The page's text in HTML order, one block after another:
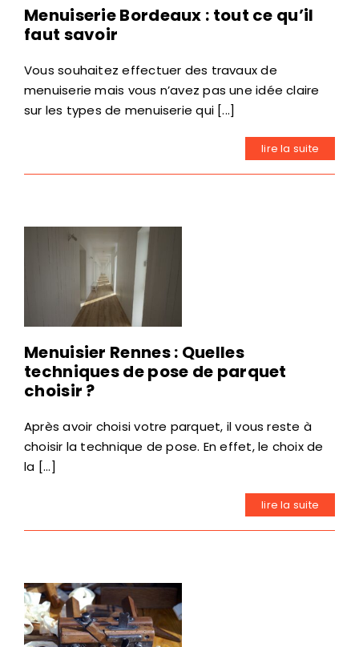
Menuiserie Bordeaux : tout ce qu’il
faut savoir
Vous souhaitez effectuer des travaux de
menuiserie mais vous n’avez pas une idée claire
sur les types de menuiserie qui [...]
lire la suite
Menuisier Rennes : Quelles
techniques de pose de parquet
choisir ?
Après avoir choisi votre parquet, il vous reste à
choisir la technique de pose. En effet, le choix de
la [...]
lire la suite